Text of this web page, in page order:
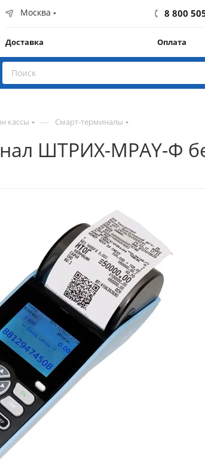
Москва 8 800
Доставка Оплата
кассы — Смарт-терминалы
ШТРИХ-MPAY-Ф